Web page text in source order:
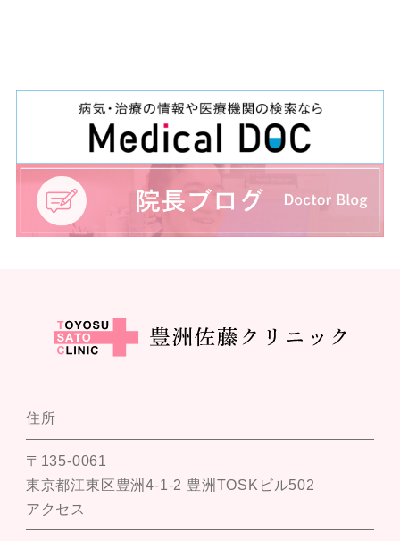
住所
〒135-0061
東京都江東区豊洲4-1-2 豊洲TOSKビル502
アクセス